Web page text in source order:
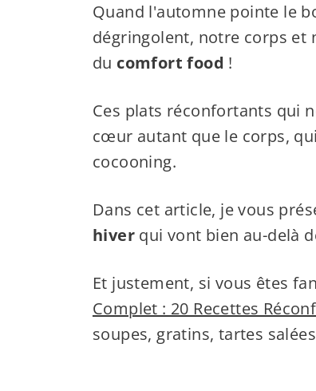
Quand l'automne pointe le
dégringolent, notre corps et
du comfort food !
Ces plats réconfortants qui
cœur autant que le corps,
cocooning.
Dans cet article, je vous
hiverqui vont bien au-delà
Et justement, si vous êtes
Complet : 20 Recettes
soupes, gratins, tartes